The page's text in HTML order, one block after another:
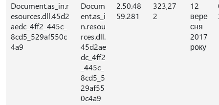
Document.as_in.r
esources.dll.45d2
aedc_4ff2_445c_
8cd5_529af550c
4a9
Docum
ent.as_i
n.resou
rces.dll.
45d2ae
dc_4ff2
_445c_
8cd5_5
29af55
0c4a9
2.50.48
59.281
323,27
2
12
вере
сня
2017
року